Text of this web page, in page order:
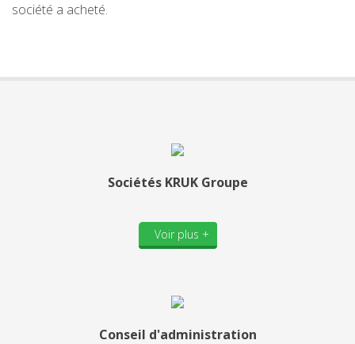
société a acheté.
Sociétés KRUK Groupe
Voir plus +
Conseil d'administration